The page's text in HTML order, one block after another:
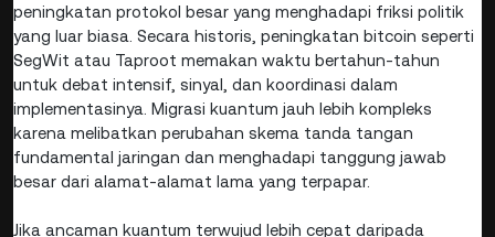
peningkatan protokol besar yang menghadapi friksi politik
yang luar biasa. Secara historis, peningkatan bitcoin seperti
SegWit atau Taproot memakan waktu bertahun-tahun
untuk debat intensif, sinyal, dan koordinasi dalam
implementasinya. Migrasi kuantum jauh lebih kompleks
karena melibatkan perubahan skema tanda tangan
fundamental jaringan dan menghadapi tanggung jawab
besar dari alamat-alamat lama yang terpapar.
Jika ancaman kuantum terwujud lebih cepat daripada